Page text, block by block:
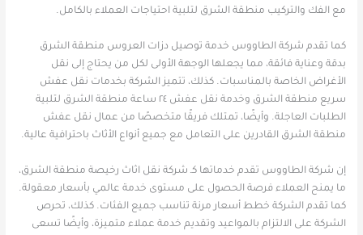
مع الفك والتركيب منطقة الشرق لتلبية احتياجات العملاء بالكامل.
كما تقدم شركة الطاووس خدمة توصيل دزات العروس منطقة الشرق
بدقة وعناية فائقة، مما يجعلها الوجهة الأولى لكل من يحتاج إلى نقل
الأغراض الخاصة بالمناسبات. كذلك، تتميز الشركة بخدمات نقل عفش
سريع منطقة الشرق وخدمة نقل عفش ٢٤ ساعة منطقة الشرق لتلبية
الطلبات العاجلة. وأيضًا، تمتلك فريقًا متخصصًا من عمال نقل عفش
منطقة الشرق القادرين على التعامل مع جميع أنواع الأثاث باحترافية عالية.
إن شركة الطاووس تقدم خدماتها كـ شركة نقل اثاث رخيصة منطقة الشرق،
ما يمنح العملاء فرصة الحصول على مستوى خدمة عالمي بأسعار معقولة.
كما تقدم الشركة خطط أسعار مرنة تناسب جميع الفئات. كذلك، تحرص
الشركة على الالتزام بالمواعيد وتقديم خدمة عملاء متميزة، وأيضًا تسعى